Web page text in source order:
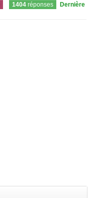
1404 réponses
Dernière